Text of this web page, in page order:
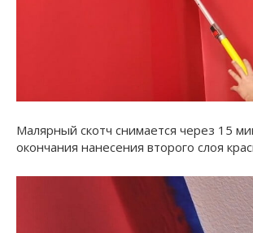
Малярный скотч снимается через 15
окончания нанесения второго слоя